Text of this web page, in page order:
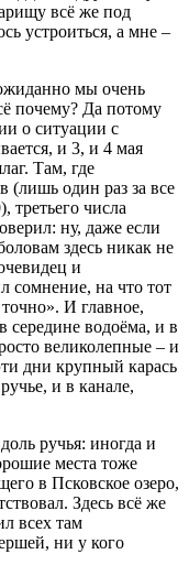
всё же под
устроиться, а мне –
мы очень
почему? Да потому
о ситуации с
и 3, и 4 мая
Там, где
(лишь один раз за все
третьего числа
ну, даже если
здесь никак не
и
сомнение, на что тот
И главное,
середине водоёма, и в
великолепные – и
дни крупный карась
и в канале,
ручья: иногда и
места тоже
в Псковское озеро,
Здесь всё же
всех там
ни у кого